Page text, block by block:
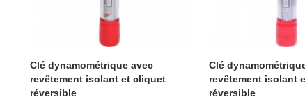
Clé dynamométrique avec
revêtement isolant et cliquet
réversible
Clé
revêtement isolant
réversible